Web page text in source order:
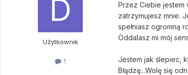
Użytkownik
1
Przez Ciebie jestem
zatrzymujesz mnie.
spełniasz ogromną
Oddalasz mi mój
Jestem jak ślepiec,
Błądzę...Wolę się